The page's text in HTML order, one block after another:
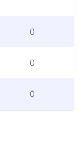
0
0
0